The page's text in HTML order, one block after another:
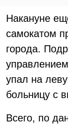
Накануне
самокатом
города.
упал на
больницу с
Всего, по